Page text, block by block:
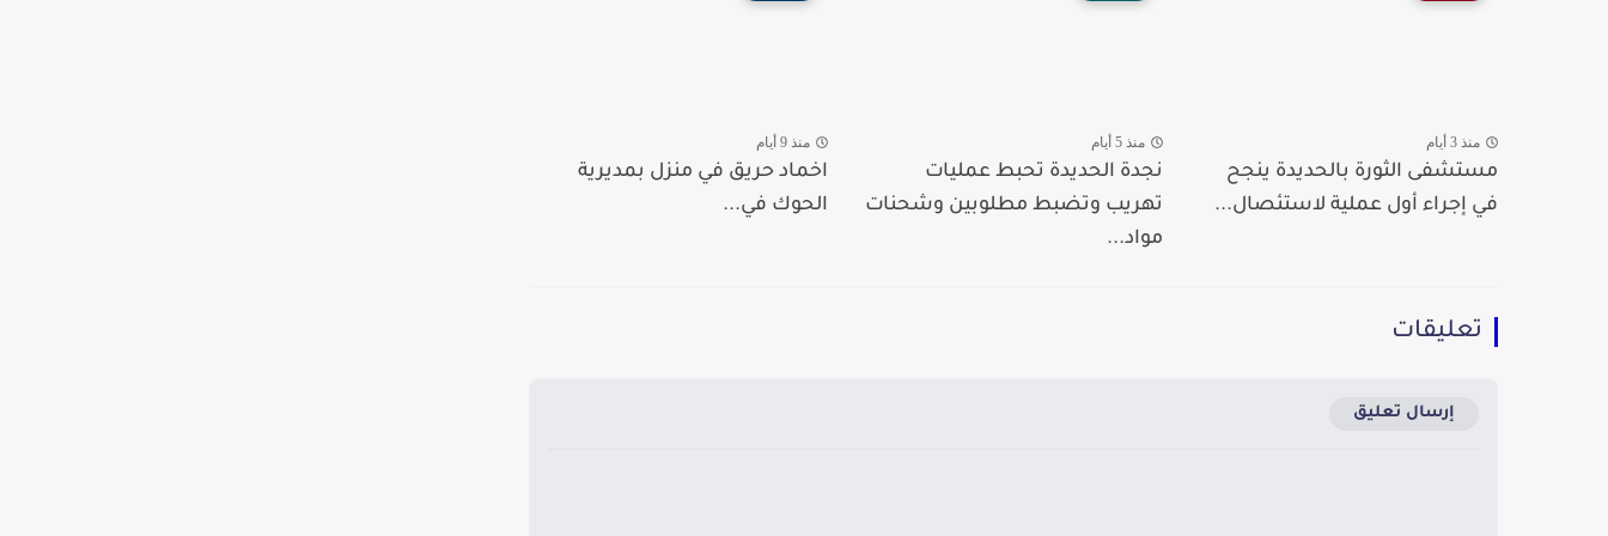
منذ 3 أيام
مستشفى الثورة بالحديدة ينجح
في إجراء أول عملية لاستئصال...
منذ 5 أيام
نجدة الحديدة تحبط عمليات
تهريب وتضبط مطلوبين وشحنات
مواد...
منذ 9 أيام
اخماد حريق في منزل بمديرية
الحوك في...
تعليقات
إرسال تعليق